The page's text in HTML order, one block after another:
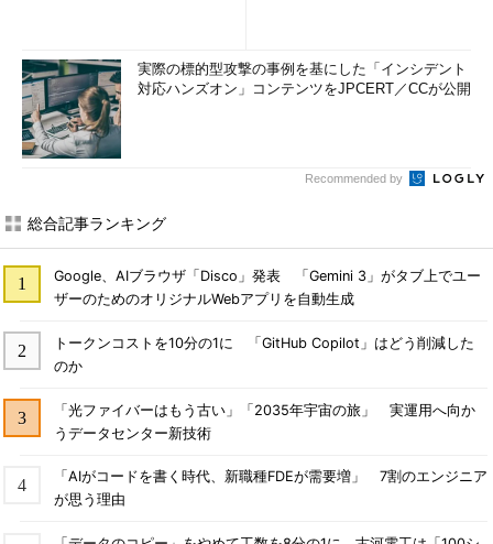
実際の標的型攻撃の事例を基にした「インシデント
対応ハンズオン」コンテンツをJPCERT／CCが公開
Recommended by
総合記事ランキング
Google、AIブラウザ「Disco」発表 「Gemini 3」がタブ上でユー
ザーのためのオリジナルWebアプリを自動生成
トークンコストを10分の1に 「GitHub Copilot」はどう削減した
のか
「光ファイバーはもう古い」「2035年宇宙の旅」 実運用へ向か
うデータセンター新技術
「AIがコードを書く時代、新職種FDEが需要増」 7割のエンジニア
が思う理由